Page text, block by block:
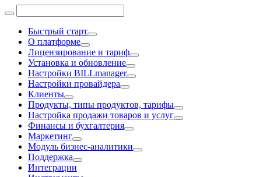
Быстрый старт
О платформе
Лицензирование и тариф
Установка и обновление
Настройки BILLmanager
Настройки провайдера
Клиенты
Продукты, типы продуктов, тарифы
Настройка продажи товаров и услуг
Финансы и бухгалтерия
Маркетинг
Модуль бизнес-аналитики
Поддержка
Интеграции